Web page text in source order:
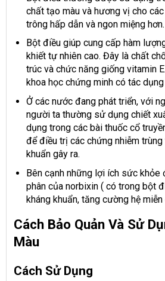
chất tạo màu và hương vị cho
trông hấp dẫn và ngon miệng hơn.
Bột điều giúp cung cấp hàm
khiết tự nhiên cao. Đây là chất
trúc và chức năng giống vitamin
khoa học chứng minh có tác
Ở các nước đang phát triển, với
người ta thường sử dụng chiết
dụng trong các bài thuốc cổ
để điều trị các chứng nhiễm
khuẩn gây ra.
Bên cạnh những lợi ích sức khỏe
phân của norbixin ( có trong bột
kháng khuẩn, tăng cường hệ
Cách Bảo Quản Và Sử
Màu
Cách Sử Dụng